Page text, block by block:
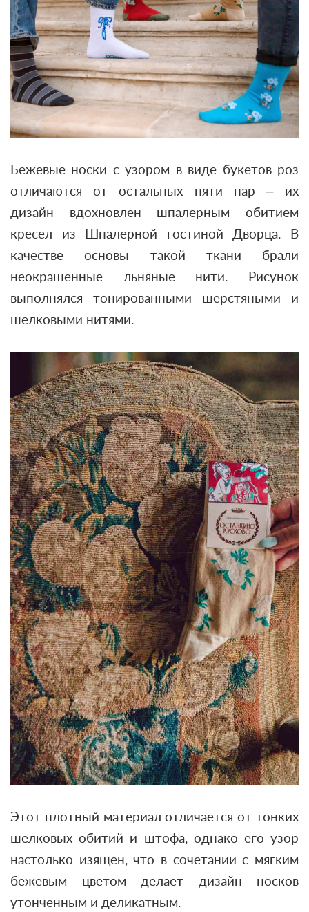
Бежевые носки с узором в виде букетов роз
отличаются от остальных пяти пар – их
дизайн вдохновлен шпалерным обитием
кресел из Шпалерной гостиной Дворца. В
качестве основы такой ткани брали
неокрашенные льняные нити. Рисунок
выполнялся тонированными шерстяными и
шелковыми нитями.
Этот плотный материал отличается от тонких
шелковых обитий и штофа, однако его узор
настолько изящен, что в сочетании с мягким
бежевым цветом делает дизайн носков
утонченным и деликатным.